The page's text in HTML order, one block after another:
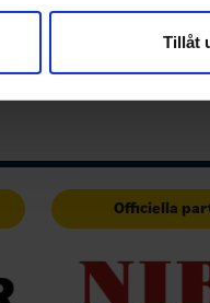
Vi vidarebefordrar
analysföretag som vi
Tillåt
Officiella